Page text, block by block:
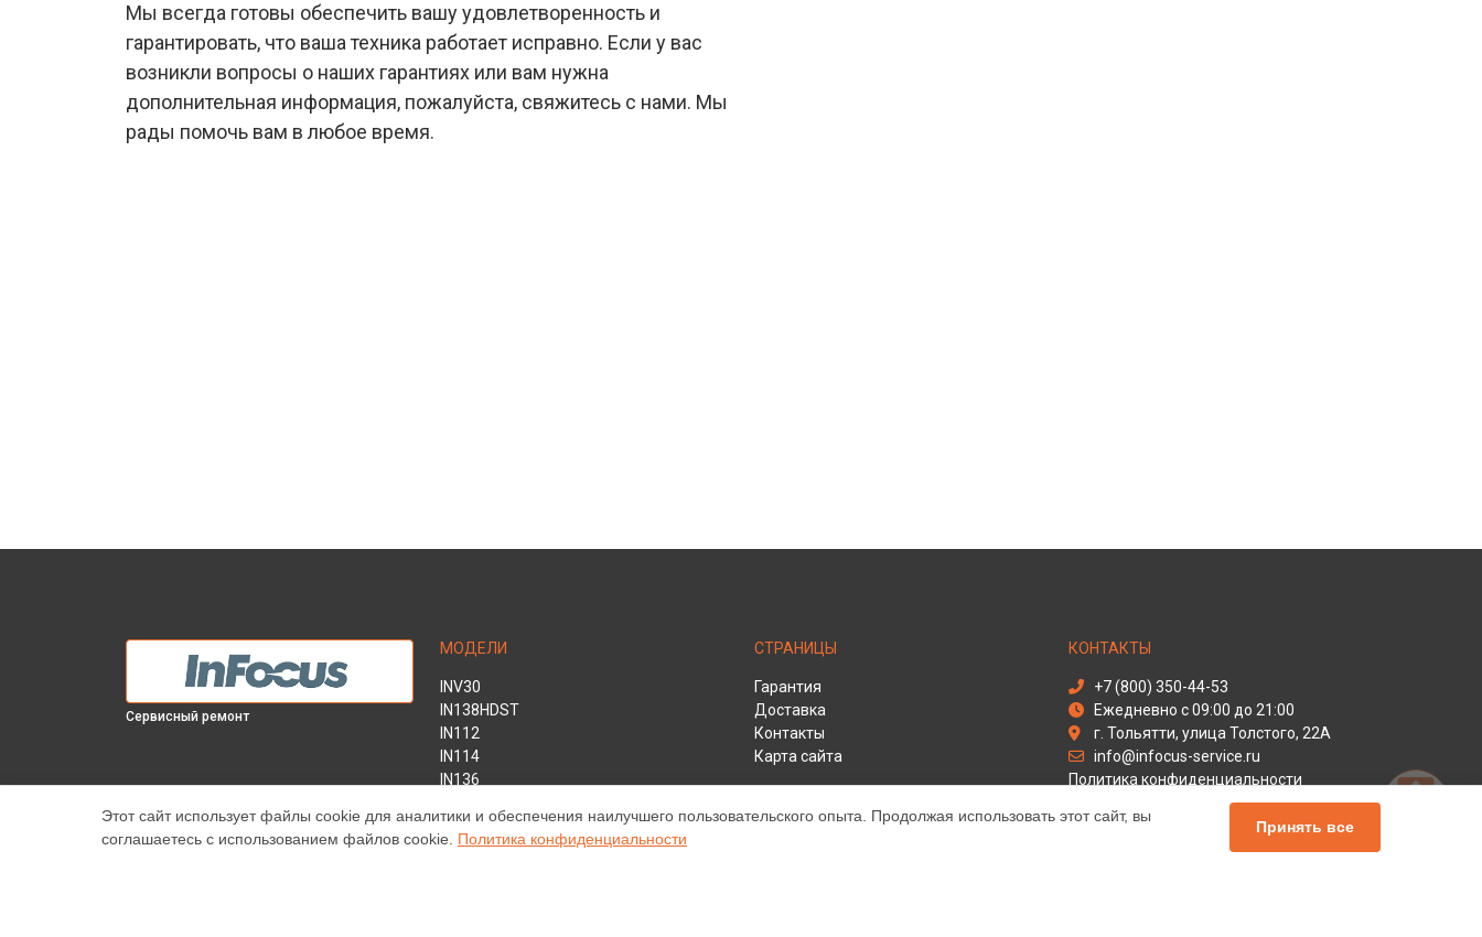
Мы всегда готовы обеспечить вашу удовлетворенность и
гарантировать, что ваша техника работает исправно. Если у вас
возникли вопросы о наших гарантиях или вам нужна
дополнительная информация, пожалуйста, свяжитесь с нами. Мы
рады помочь вам в любое время.
Сервисный ремонт
МОДЕЛИ
INV30
IN138HDST
IN112
IN114
IN136
IN1046
IN2138HD
СТРАНИЦЫ
Гарантия
Доставка
Контакты
Карта сайта
КОНТАКТЫ
+7 (800) 350-44-53
Ежедневно с 09:00 до 21:00
г. Тольятти, улица Толстого, 22А
info@infocus-service.ru
Политика конфиденциальности
Способы оплаты
Этот сайт использует файлы cookie для аналитики и обеспечения наилучшего пользовательского опыта. Продолжая использовать этот сайт, вы
соглашаетесь с использованием файлов cookie. Политика конфиденциальности
Принять все